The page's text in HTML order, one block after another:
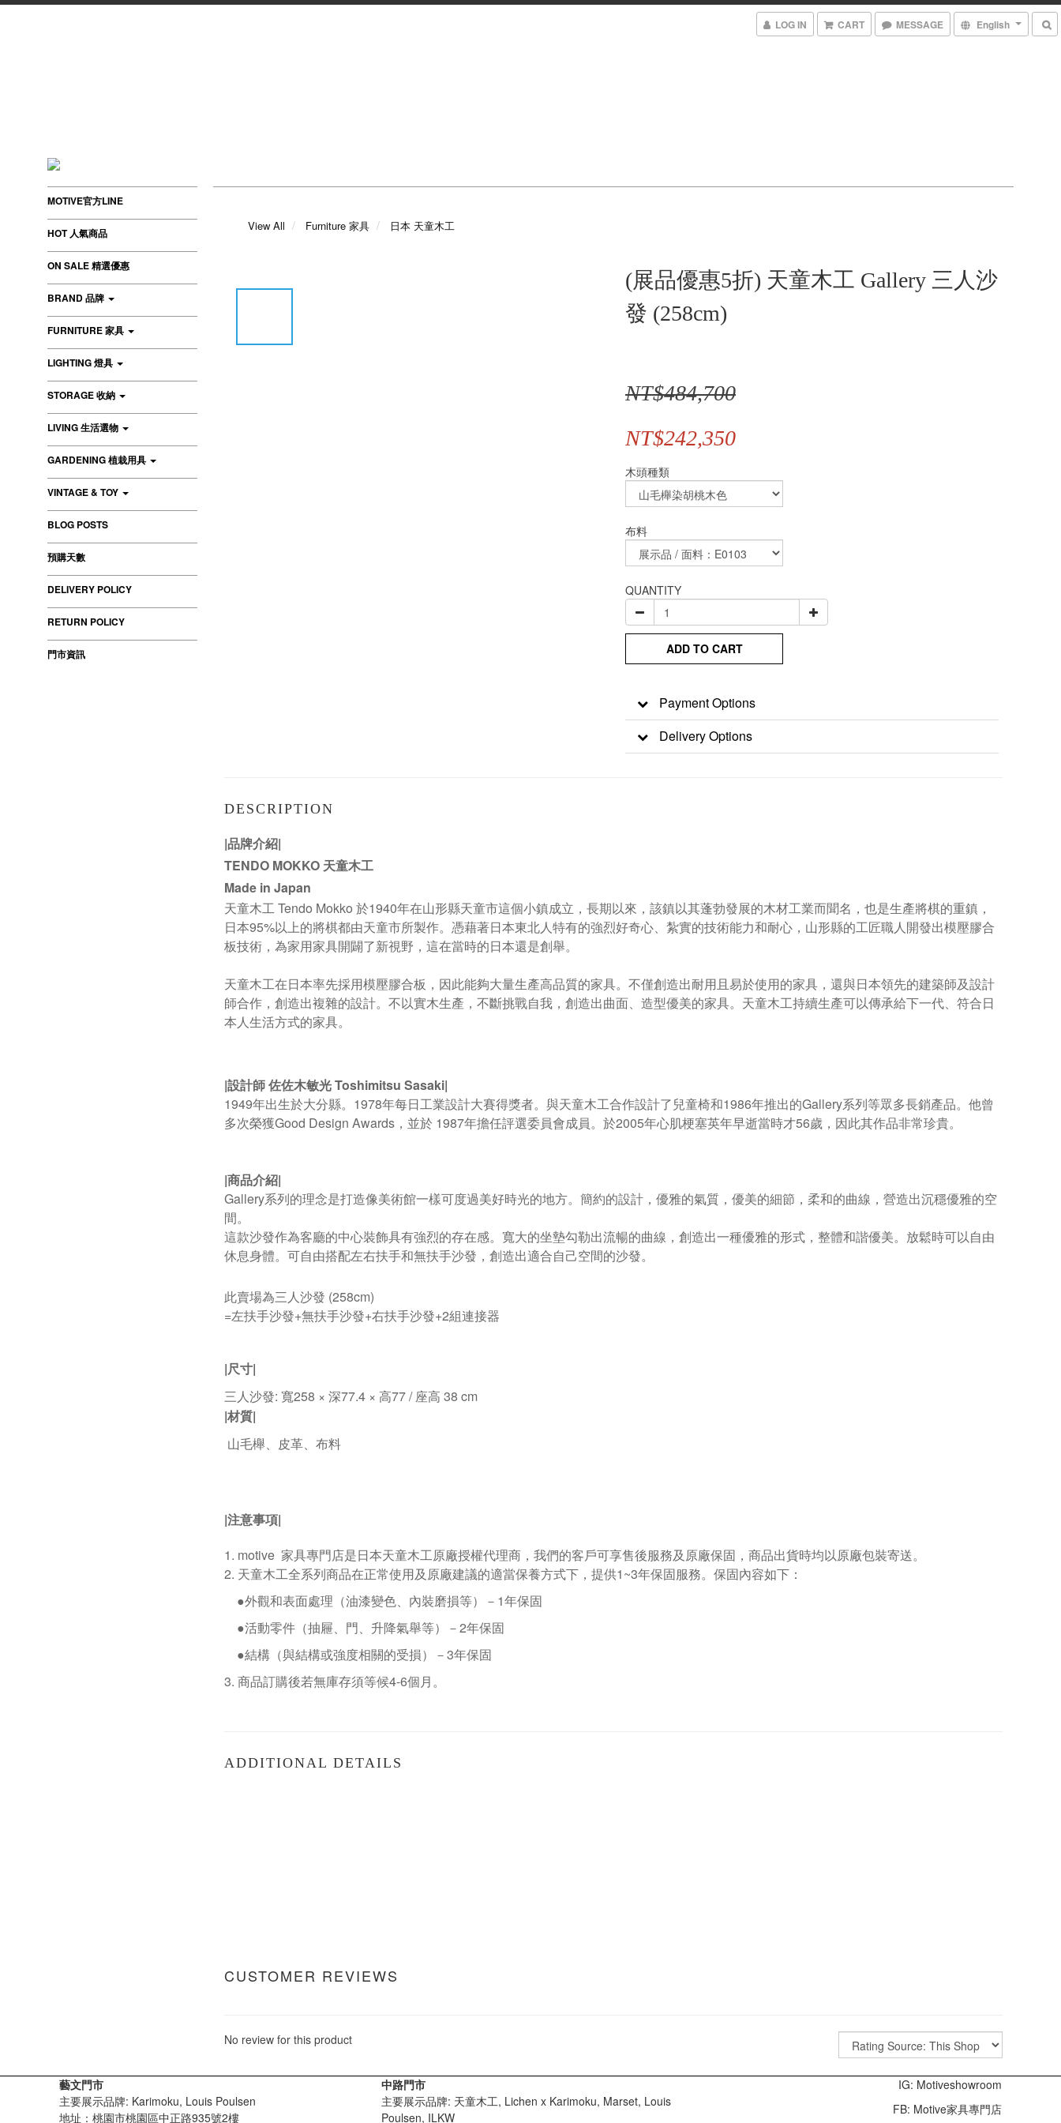
LOG IN CART MESSAGE English
MOTIVE官方LINE
HOT 人氣商品
ON SALE 精選優惠
BRAND 品牌
FURNITURE 家具
LIGHTING 燈具
STORAGE 收納
LIVING 生活選物
GARDENING 植栽用具
VINTAGE & TOY
BLOG POSTS
預購天數
DELIVERY POLICY
RETURN POLICY
門市資訊
View All Furniture 家具 日本 天童木工
(展品優惠5折) 天童木工 Gallery 三人沙
發 (258cm)
NT$484,700
NT$242,350
木頭種類
布料
QUANTITY
ADD TO CART
Payment Options
Delivery Options
DESCRIPTION
|品牌介紹|
TENDO MOKKO 天童木工
Made in Japan
天童木工 Tendo Mokko 於1940年在山形縣天童市這個小鎮成立，長期以來，該鎮以其蓬勃發展的木材工業而聞名，也是生產將棋的重鎮，
日本95%以上的將棋都由天童市所製作。 憑藉著日本東北人特有的強烈好奇心、紮實的技術能力和耐心，山形縣的工匠職人開發出模壓膠合
板技術，為家用家具開闢了新視野，這在當時的日本還是創舉。
天童木工在日本率先採用模壓膠合板，因此能夠大量生產高品質的家具。不僅創造出耐用且易於使用的家具，還與日本領先的建築師及設計
師合作，創造出複雜的設計。不以實木生產，不斷挑戰自我，創造出曲面、造型優美的家具。 天童木工持續生產可以傳承給下一代、符合日
本人生活方式的家具。
|設計師佐佐木敏光 Toshimitsu Sasaki|
1949年出生於大分縣。1978年每日工業設計大賽得獎者。與天童木工合作設計了兒童椅和1986年推出的Gallery系列等眾多長銷產品。他曾
多次榮獲Good Design Awards，並於 1987年擔任評選委員會成員。於2005年心肌梗塞英年早逝當時才56歲，因此其作品非常珍貴。
|商品介紹|
Gallery系列的理念是打造像美術館一樣可度過美好時光的地方。簡約的設計，優雅的氣質，優美的細節，柔和的曲線，營造出沉穩優雅的空
間。
這款沙發作為客廳的中心裝飾具有強烈的存在感。寬大的坐墊勾勒出流暢的曲線，創造出一種優雅的形式，整體和諧優美。放鬆時可以自由
休息身體。可自由搭配左右扶手和無扶手沙發，創造出適合自己空間的沙發。
此賣場為三人沙發 (258cm)
=左扶手沙發+無扶手沙發+右扶手沙發+2組連接器
|尺寸|
三人沙發: 寬258 × 深77.4 × 高77 / 座高 38 cm
|材質|
山毛櫸、皮革、布料
|注意事項|
1. motive 家具專門店是日本天童木工原廠授權代理商，我們的客戶可享售後服務及原廠保固，商品出貨時均以原廠包裝寄送。
2. 天童木工全系列商品在正常使用及原廠建議的適當保養方式下，提供1~3年保固服務。保固內容如下：
●外觀和表面處理（油漆變色、內裝磨損等）－ 1年保固
●活動零件（抽屜、門、升降氣舉等）－2年保固
●結構（與結構或強度相關的受損）－3年保固
3. 商品訂購後若無庫存須等候4-6個月。
ADDITIONAL DETAILS
CUSTOMER REVIEWS
No review for this product
藝文門市
主要展示品牌: Karimoku, Louis Poulsen
地址：桃園市桃園區中正路935號2樓
中路門市
主要展示品牌: 天童木工, Lichen x Karimoku, Marset, Louis
Poulsen, ILKW
IG: Motiveshowroom
FB: Motive家具專門店